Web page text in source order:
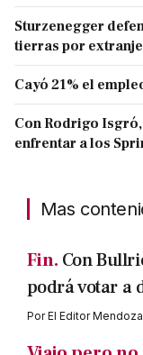
Sturzenegger
tierras por
Cayó 21% el
Con Rodrigo
enfrentar a los
Mas
Fin. Con
podrá votar a
PorEl Editor Mendoza